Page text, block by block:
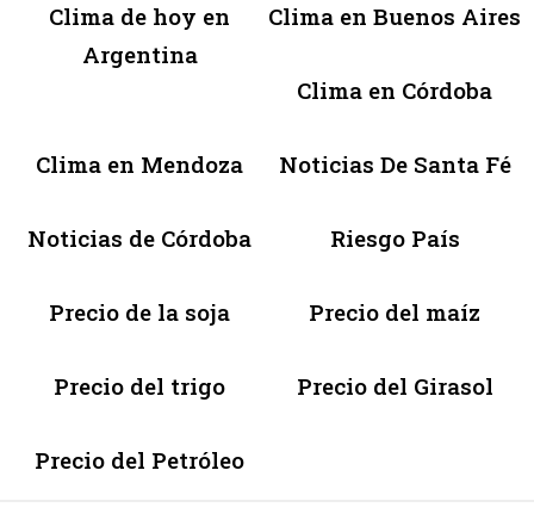
Clima de hoy en
Argentina
Clima en Buenos Aires
Clima en Córdoba
Clima en Mendoza Noticias De Santa Fé
Noticias de Córdoba Riesgo País
Precio de la soja Precio del maíz
Precio del trigo Precio del Girasol
Precio del Petróleo